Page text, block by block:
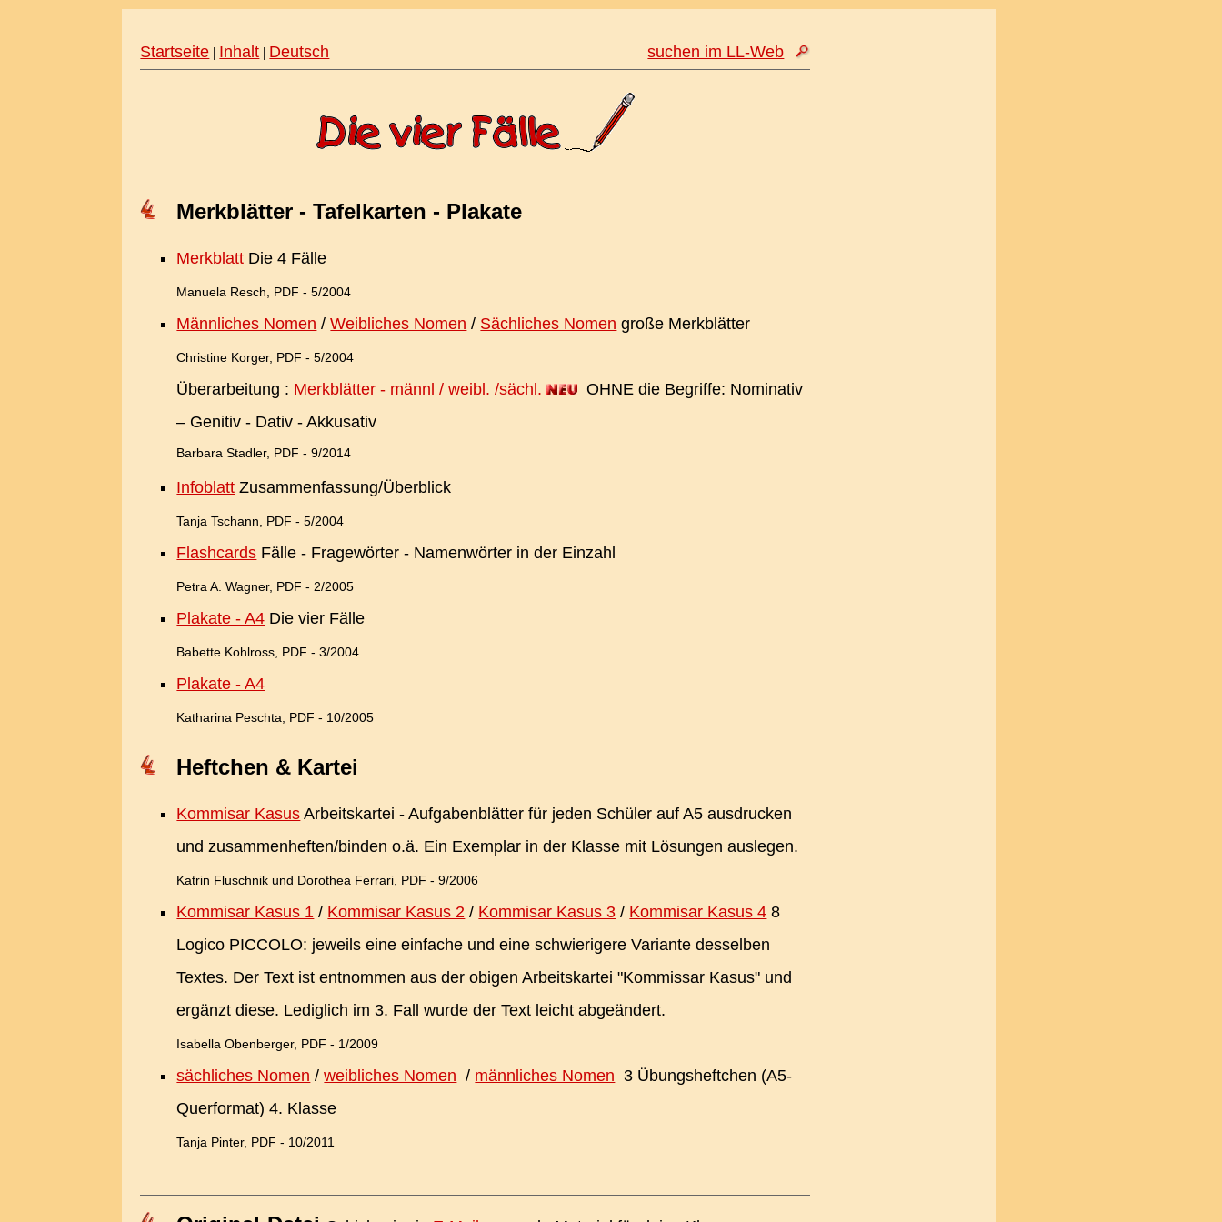
Startseite | Inhalt | Deutsch suchen im LL-Web
Merkblätter - Tafelkarten - Plakate
Merkblatt Die 4 Fälle
Manuela Resch, PDF - 5/2004
Männliches Nomen /Weibliches Nomen / Sächliches Nomen große Merkblätter
Christine Korger, PDF - 5/2004
Überarbeitung : Merkblätter - männl / weibl. /sächl.
OHNE die Begriffe: Nominativ
– Genitiv - Dativ - Akkusativ
Barbara Stadler, PDF - 9/2014
Infoblatt Zusammenfassung/Überblick
Tanja Tschann, PDF - 5/2004
Flashcards Fälle - Fragewörter - Namenwörter in der Einzahl
Petra A. Wagner, PDF - 2/2005
Plakate - A4 Die vier Fälle
Babette Kohlross, PDF - 3/2004
Plakate - A4
Katharina Peschta, PDF - 10/2005
Heftchen & Kartei
Kommisar Kasus Arbeitskartei - Aufgabenblätter für jeden Schüler auf A5 ausdrucken
und zusammenheften/binden o.ä. Ein Exemplar in der Klasse mit Lösungen auslegen.
Katrin Fluschnik und Dorothea Ferrari, PDF - 9/2006
Kommisar Kasus 1 / Kommisar Kasus 2 / Kommisar Kasus 3 / Kommisar Kasus 4 8
Logico PICCOLO: jeweils eine einfache und eine schwierigere Variante desselben
Textes. Der Text ist entnommen aus der obigen Arbeitskartei "Kommissar Kasus" und
ergänzt diese. Lediglich im 3. Fall wurde der Text leicht abgeändert.
Isabella Obenberger, PDF - 1/2009
sächliches Nomen /weibliches Nomen / männliches Nomen 3 Übungsheftchen (A5-
Querformat) 4. Klasse
Tanja Pinter, PDF - 10/2011